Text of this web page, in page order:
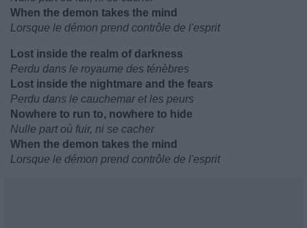
When the demon takes the mind
Lorsque le démon prend contrôle de l'esprit
Lost inside the realm of darkness
Perdu dans le royaume des ténèbres
Lost inside the nightmare and the fears
Perdu dans le cauchemar et les peurs
Nowhere to run to, nowhere to hide
Nulle part où fuir, ni se cacher
When the demon takes the mind
Lorsque le démon prend contrôle de l'esprit